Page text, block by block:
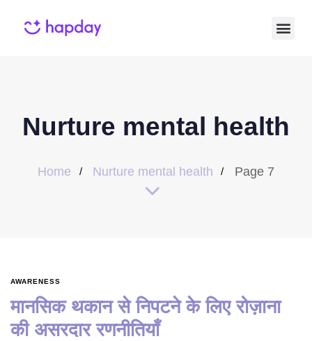
Nurture mental health
Home Nurture mental health Page 7
AWARENESS
मानसिक थकान से निपटने के लिए रोज़ाना
की असरदार रणनीतियाँ